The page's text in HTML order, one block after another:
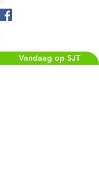
Vandaag op SJT